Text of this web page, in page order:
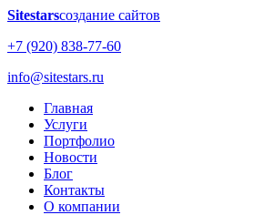
Sitestarsсоздание сайтов
+7 (920) 838-77-60
info@sitestars.ru
Главная
Услуги
Портфолио
Новости
Блог
Контакты
О компании